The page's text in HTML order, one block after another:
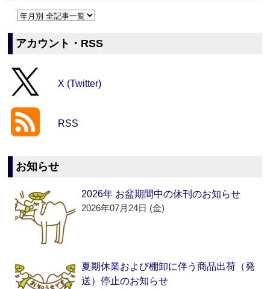
アカウント・RSS
X (Twitter)
RSS
お知らせ
2026年 お盆期間中の休刊のお知らせ
2026年07月24日 (金)
夏期休業および棚卸に伴う商品出荷（発
送）停止のお知らせ